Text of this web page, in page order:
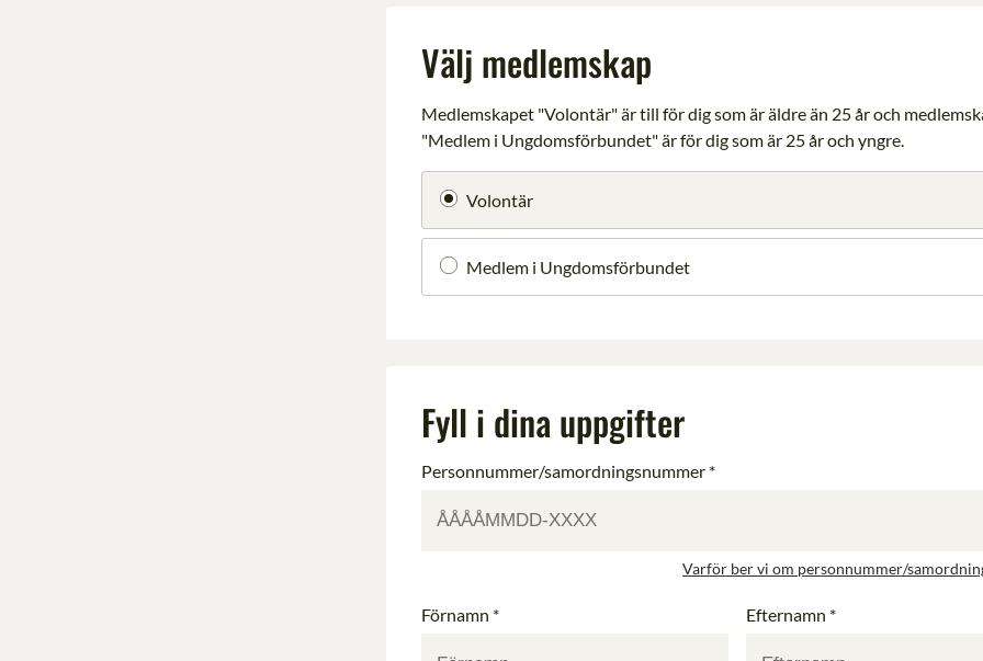
Välj medlemskap
Medlemskapet "Volontär" är till för dig som är äldre än 25 år och
"Medlem i Ungdomsförbundet" är för dig som är 25 år och yngre.
Volontär
Medlem i Ungdomsförbundet
Fyll i dina uppgifter
Personnummer/samordningsnummer *
Varför ber vi om personnummer/
Förnamn * Efternamn *